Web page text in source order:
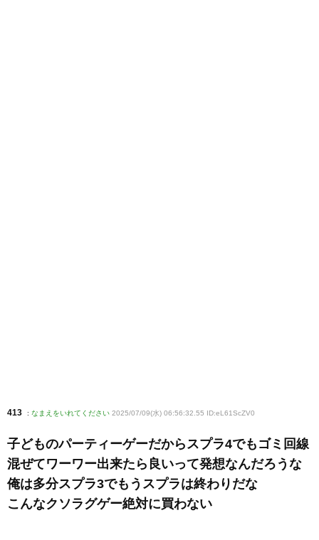
413 : なまえをいれてください 2025/07/09(水) 06:56:32.55 ID:eL61ScZV0
子どものパーティーゲーだからスプラ4でもゴミ回線
混ぜてワーワー出来たら良いって発想なんだろうな
俺は多分スプラ3でもうスプラは終わりだな
こんなクソラグゲー絶対に買わない